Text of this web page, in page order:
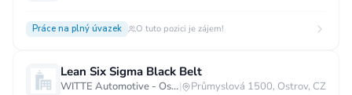
Práce na plný úvazek O tuto pozici je zájem!
Lean Six Sigma Black Belt
WITTE Automotive - Ostrov| Průmyslová 1500, Ostrov, CZ